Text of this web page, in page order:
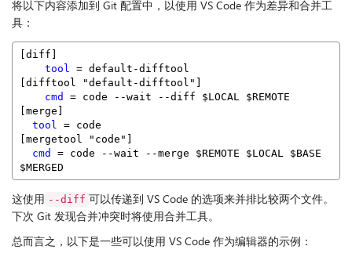
将以下内容添加到 Git 配置中，以使用 VS Code 作为差异和合并工
具：
[diff]
tool
= default-difftool
[difftool "default-difftool"]
cmd
= code --wait --diff $LOCAL $REMOTE
[merge]
tool
= code
[mergetool "code"]
cmd
= code --wait --merge $REMOTE $LOCAL $BASE
$MERGED
这使用 --diff 可以传递到 VS Code 的选项来并排比较两个文件。
下次 Git 发现合并冲突时将使用合并工具。
总而言之，以下是一些可以使用 VS Code 作为编辑器的示例：